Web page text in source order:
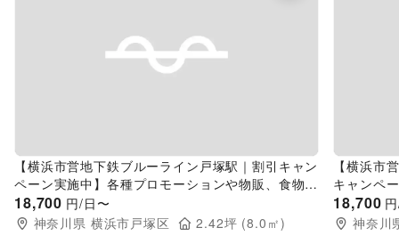
【横浜市営地下鉄ブルーライン戸塚駅｜割引キャン
ペーン実施中】各種プロモーションや物販、食物販
のポップアップストアに最適な人通りの多い改札外
イベントスペース
18,700 円/日〜
神奈川県 横浜市戸塚区 2.42坪 (8.0 ㎡)
【横浜市
キャンペ
食物販の
改札外イ
18,700
神奈川